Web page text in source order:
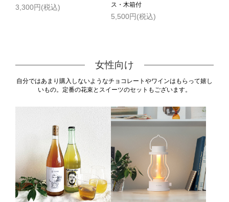
3,300円(税込)
ス・木箱付
5,500円(税込)
女性向け
自分ではあまり購入しないようなチョコレートやワインはもらって嬉し
いもの。定番の花束とスイーツのセットもございます。